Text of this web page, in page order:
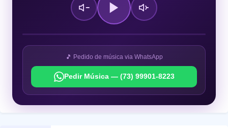
🎵 Pedido de música via WhatsApp
Pedir Música — (73) 99901-8223